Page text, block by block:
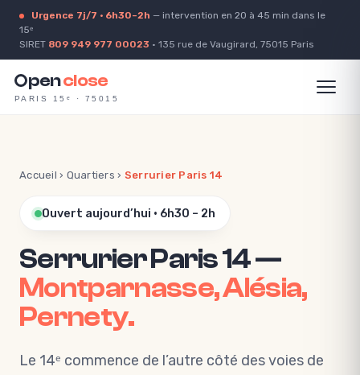
Urgence 7j/7 · 6h30–2h — intervention en 20 à 45 min dans le
15ᵉ
SIRET 809 949 977 00023 · 135 rue de Vaugirard, 75015 Paris
penclose
PARIS 15ᵉ · 75015
Accueil › Quartiers › Serrurier Paris 14
Ouvert aujourd’hui · 6h30 – 2h
Serrurier Paris 14 —
Montparnasse, Alésia,
Pernety.
Le 14ᵉ commence de l’autre côté des voies de